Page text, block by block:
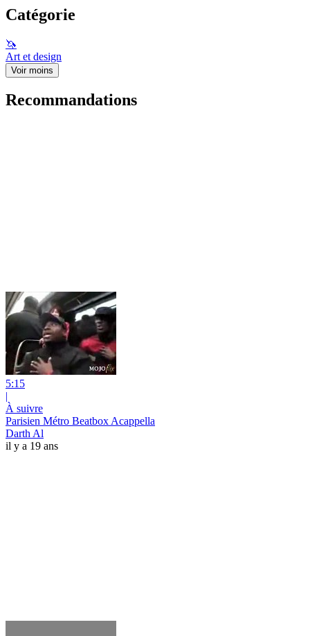
Catégorie
🦄
Art et design
Voir moins
Recommandations
5:15
|
À suivre
Parisien Métro Beatbox Acappella
Darth Al
il y a 19 ans